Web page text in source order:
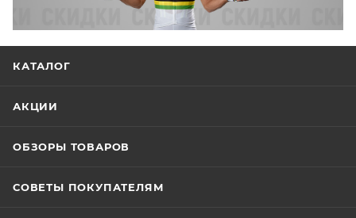
КАТАЛОГ
АКЦИИ
ОБЗОРЫ ТОВАРОВ
СОВЕТЫ ПОКУПАТЕЛЯМ